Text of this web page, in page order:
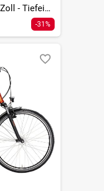
Quadriga P5 RT - 625 Wh - 28 Zoll - Tiefeinsteiger
-31%